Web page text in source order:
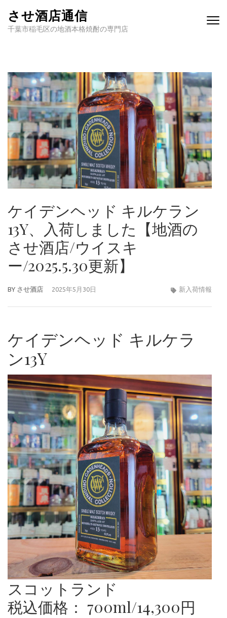
させ酒店通信
千葉市稲毛区の地酒本格焼酎の専門店
ケイデンヘッド キルケラン
13Y、入荷しました【地酒の
させ酒店/ウイスキ
ー/2025.5.30更新】
BY させ酒店 2025年5月30日 新入荷情報
ケイデンヘッド キルケラ
ン13Y
スコットランド
税込価格： 700ml/14,300円